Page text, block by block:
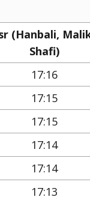
(Hanbali,
Shafi)
17:16
17:15
17:15
17:14
17:14
17:13